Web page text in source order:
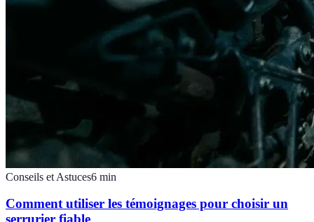
Conseils et Astuces6 min
Comment utiliser les témoignages pour choisir un